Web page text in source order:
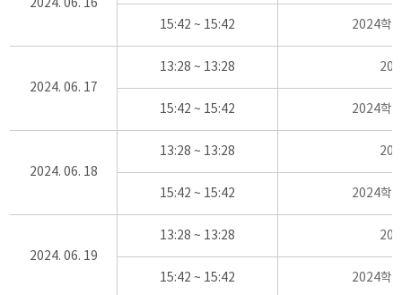
2024. 06. 16
15:42 ~ 15:42 2024학
2024. 06. 17
13:28 ~ 13:28
15:42 ~ 15:42 2024학
2024. 06. 18
13:28 ~ 13:28
15:42 ~ 15:42 2024학
2024. 06. 19
13:28 ~ 13:28
15:42 ~ 15:42 2024학